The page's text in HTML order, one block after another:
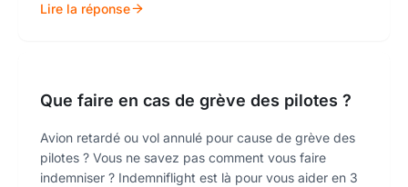
Lire la réponse
Que faire en cas de grève des pilotes ?
Avion retardé ou vol annulé pour cause de grève des
pilotes ? Vous ne savez pas comment vous faire
indemniser ? Indemniflight est là pour vous aider en 3